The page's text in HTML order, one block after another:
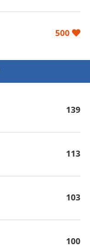
500
139
113
103
100